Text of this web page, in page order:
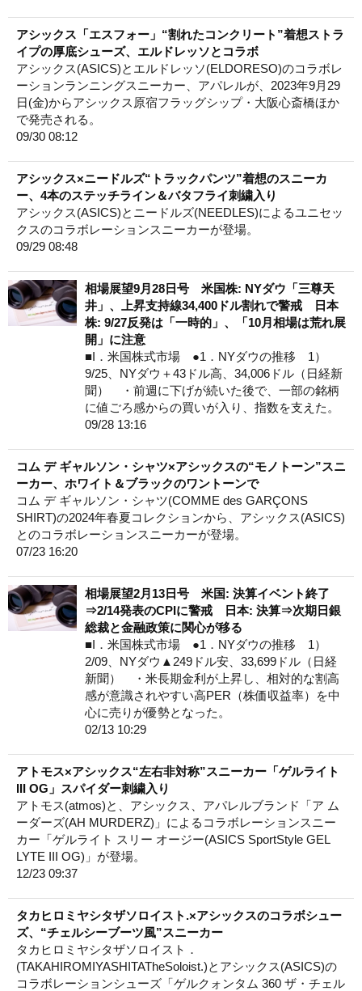
アシックス「エスフォー」“割れたコンクリート”着想ストラ
イプの厚底シューズ、エルドレッソとコラボ
アシックス(ASICS)とエルドレッソ(ELDORESO)のコラボレ
ーションランニングスニーカー、アパレルが、2023年9月29
日(金)からアシックス原宿フラッグシップ・大阪心斎橋ほか
で発売される。
09/30 08:12
アシックス×ニードルズ“トラックパンツ”着想のスニーカ
ー、4本のステッチライン＆バタフライ刺繍入り
アシックス(ASICS)とニードルズ(NEEDLES)によるユニセッ
クスのコラボレーションスニーカーが登場。
09/29 08:48
相場展望9月28日号 米国株: NYダウ「三尊天
井」、上昇支持線34,400ドル割れで警戒 日本
株: 9/27反発は「一時的」、「10月相場は荒れ展
開」に注意
■I．米国株式市場 ●1．NYダウの推移 1）
9/25、NYダウ＋43ドル高、34,006ドル（日経新
聞） ・前週に下げが続いた後で、一部の銘柄
に値ごろ感からの買いが入り、指数を支えた。
09/28 13:16
コム デ ギャルソン・シャツ×アシックスの“モノトーン”スニ
ーカー、ホワイト＆ブラックのワントーンで
コム デ ギャルソン・シャツ(COMME des GARÇONS
SHIRT)の2024年春夏コレクションから、アシックス(ASICS)
とのコラボレーションスニーカーが登場。
07/23 16:20
相場展望2月13日号 米国: 決算イベント終了
⇒2/14発表のCPIに警戒 日本: 決算⇒次期日銀
総裁と金融政策に関心が移る
■I．米国株式市場 ●1．NYダウの推移 1）
2/09、NYダウ▲249ドル安、33,699ドル（日経
新聞） ・米長期金利が上昇し、相対的な割高
感が意識されやすい高PER（株価収益率）を中
心に売りが優勢となった。
02/13 10:29
アトモス×アシックス“左右非対称”スニーカー「ゲルライト
III OG」スパイダー刺繍入り
アトモス(atmos)と、アシックス、アパレルブランド「ア ム
ーダーズ(AH MURDERZ)」によるコラボレーションスニー
カー「ゲルライト スリー オージー(ASICS SportStyle GEL
LYTE III OG)」が登場。
12/23 09:37
タカヒロミヤシタザソロイスト.×アシックスのコラボシュー
ズ、“チェルシーブーツ風”スニーカー
タカヒロミヤシタザソロイスト．
(TAKAHIROMIYASHITATheSoloist.)とアシックス(ASICS)の
コラボレーションシューズ「ゲルクォンタム 360 ザ・チェル